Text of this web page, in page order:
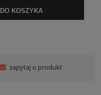
DO KOSZYKA
zapytaj o produkt